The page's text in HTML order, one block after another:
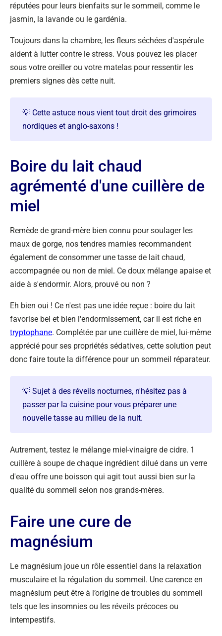
réputées pour leurs bienfaits sur le sommeil, comme le
jasmin, la lavande ou le gardénia.
Toujours dans la chambre, les fleurs séchées d'aspérule
aident à lutter contre le stress. Vous pouvez les placer
sous votre oreiller ou votre matelas pour ressentir les
premiers signes dès cette nuit.
💡 Cette astuce nous vient tout droit des grimoires
nordiques et anglo-saxons !
Boire du lait chaud
agrémenté d'une cuillère de
miel
Remède de grand-mère bien connu pour soulager les
maux de gorge, nos tendres mamies recommandent
également de consommer une tasse de lait chaud,
accompagnée ou non de miel. Ce doux mélange apaise et
aide à s'endormir. Alors, prouvé ou non ?
Eh bien oui ! Ce n'est pas une idée reçue : boire du lait
favorise bel et bien l'endormissement, car il est riche en
tryptophane. Complétée par une cuillère de miel, lui-même
apprécié pour ses propriétés sédatives, cette solution peut
donc faire toute la différence pour un sommeil réparateur.
💡 Sujet à des réveils nocturnes, n'hésitez pas à
passer par la cuisine pour vous préparer une
nouvelle tasse au milieu de la nuit.
Autrement, testez le mélange miel-vinaigre de cidre. 1
cuillère à soupe de chaque ingrédient dilué dans un verre
d'eau offre une boisson qui agit tout aussi bien sur la
qualité du sommeil selon nos grands-mères.
Faire une cure de
magnésium
Le magnésium joue un rôle essentiel dans la relaxation
musculaire et la régulation du sommeil. Une carence en
magnésium peut être à l’origine de troubles du sommeil
tels que les insomnies ou les réveils précoces ou
intempestifs.